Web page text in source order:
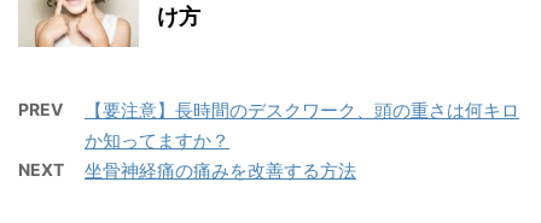
け方
PREV
【要注意】長時間のデスクワーク、頭の重さは何キロ
か知ってますか？
NEXT 坐骨神経痛の痛みを改善する方法